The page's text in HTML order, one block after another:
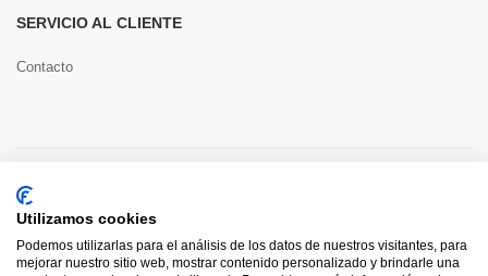
SERVICIO AL CLIENTE
Contacto
Utilizamos cookies
Podemos utilizarlas para el análisis de los datos de nuestros visitantes, para
mejorar nuestro sitio web, mostrar contenido personalizado y brindarle una